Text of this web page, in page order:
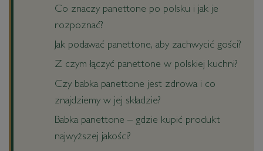
Co znaczy panettone po polsku i jak je
rozpoznać?
Jak podawać panettone, aby zachwycić gości?
Z czym łączyć panettone w polskiej kuchni?
Czy babka panettone jest zdrowa i co
znajdziemy w jej składzie?
Babka panettone – gdzie kupić produkt
najwyższej jakości?